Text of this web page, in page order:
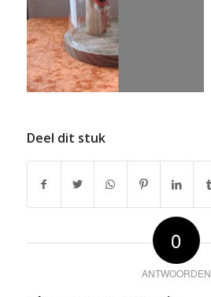
Deel dit stuk
0
ANTWOORDEN